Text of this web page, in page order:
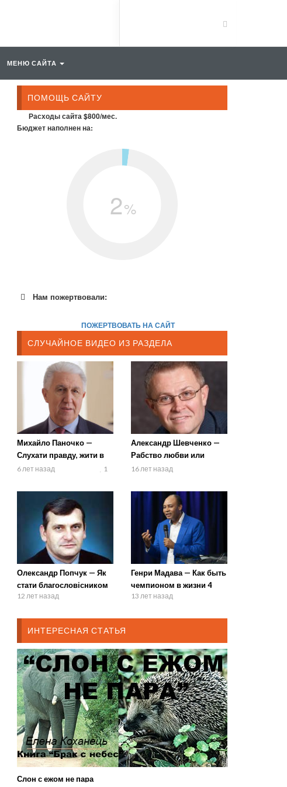
МЕНЮ САЙТА
ПОМОЩЬ САЙТУ
Расходы сайта $800/мес.
Бюджет наполнен на:
2%
Нам пожертвовали:
ПОЖЕРТВОВАТЬ НА САЙТ
СЛУЧАЙНОЕ ВИДЕО ИЗ РАЗДЕЛА
Михайло Паночко —
Слухати правду, жити в
правді
6 лет назад 1
Александр Шевченко —
Рабство любви или
закона?
16 лет назад
Олександр Попчук — Як
стати благословісником
12 лет назад
Генри Мадава — Как быть
чемпионом в жизни 4
13 лет назад
ИНТЕРЕСНАЯ СТАТЬЯ
Слон с ежом не пара